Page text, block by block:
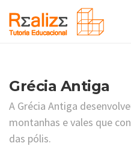
Grécia Antiga
A Grécia Antiga
montanhas e vales que
das pólis.